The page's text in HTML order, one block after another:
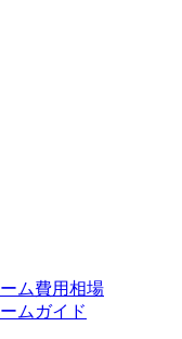
ム費用相場
ムガイド